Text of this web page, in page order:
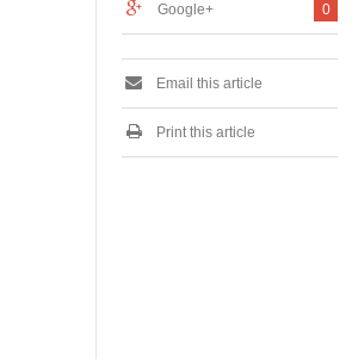
0
Google+
Email this article
Print this article